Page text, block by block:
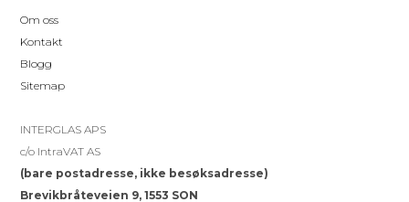
Om oss
Kontakt
Blogg
Sitemap
INTERGLAS APS
c/o IntraVAT AS
(bare postadresse, ikke besøksadresse)
Brevikbråteveien 9, 1553 SON